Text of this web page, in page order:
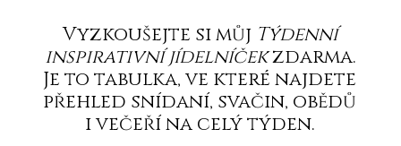
Vyzkoušejte si můj Týdenní
inspirativní jídelníčekzdarma.
Je to tabulka, ve které najdete
přehled snídaní, svačin, obědů
i večeří na celý týden.